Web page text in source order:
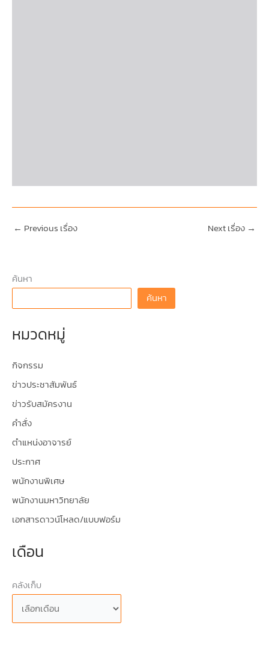
← Previous เรื่อง Next เรื่อง →
ค้นหา
ค้นหา
หมวดหมู่
กิจกรรม
ข่าวประชาสัมพันธ์
ข่าวรับสมัครงาน
คำสั่ง
ตำแหน่งอาจารย์
ประกาศ
พนักงานพิเศษ
พนักงานมหาวิทยาลัย
เอกสารดาวน์โหลด/แบบฟอร์ม
เดือน
คลังเก็บ